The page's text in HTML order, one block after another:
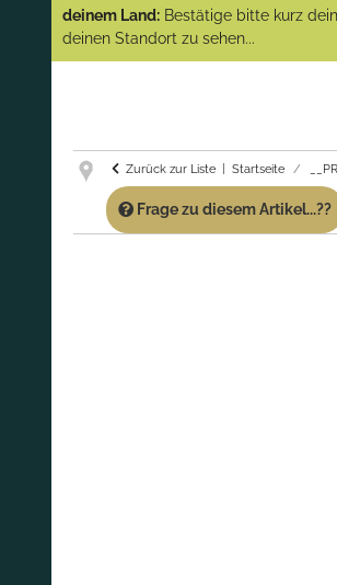
(Abverkauf)!
GARANTIE UND SERVICE:
Artikeln einfach an!
deinem Land: Bestätige bitte kurz
deinen Standort zu sehen...
Zurück zur Liste Startseite
Frage zu diesem Artikel...??